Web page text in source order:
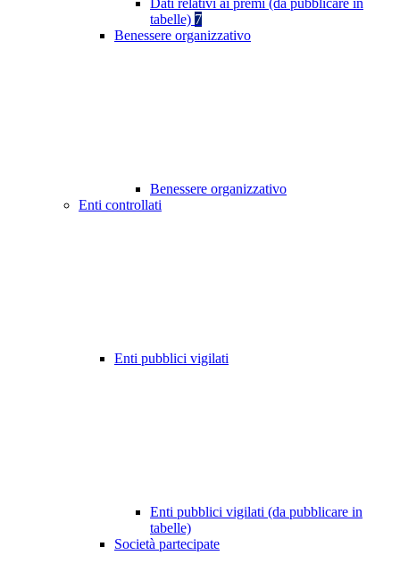
Dati relativi ai premi (da pubblicare in
tabelle) 7
Benessere organizzativo
Benessere organizzativo
Enti controllati
Enti pubblici vigilati
Enti pubblici vigilati (da pubblicare in
tabelle)
Società partecipate